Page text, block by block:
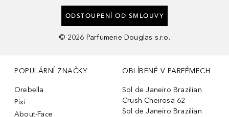
ODSTOUPENÍ OD SMLOUVY
© 2026 Parfumerie Douglas s.r.o.
POPULÁRNÍ ZNAČKY
Orebella
Pixi
About-Face
OBLÍBENÉ V PARFÉMECH
Sol de Janeiro Brazilian
Crush Cheirosa 62
Sol de Janeiro Brazilian